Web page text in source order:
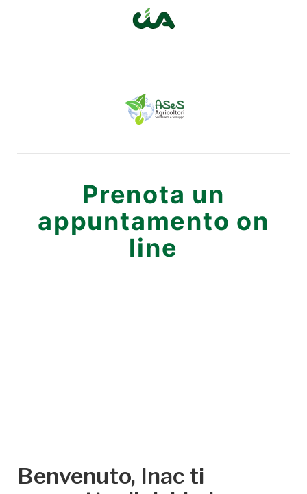
Prenota un
appuntamento on
line
Benvenuto, Inac ti